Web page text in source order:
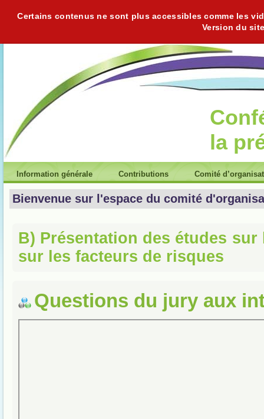
Certains contenus ne sont plus accessibles comme les
Version du
la
Information générale Contributions Comité
Bienvenue sur l'espace du comité
B) Présentation des études sur
sur les facteurs de risques
Questions du jury aux